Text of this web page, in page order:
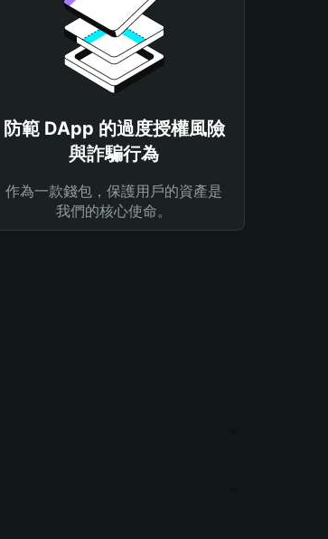
防範 DApp 的過度授權風險
與詐騙行為
作為一款錢包，保護用戶的資產是
我們的核心使命。